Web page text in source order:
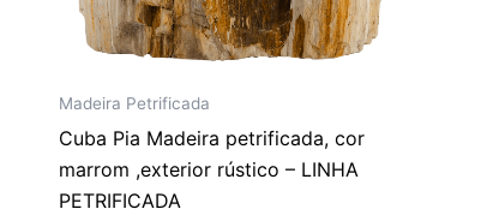
Madeira Petrificada
Cuba Pia Madeira petrificada, cor
marrom ,exterior rústico – LINHA
PETRIFICADA